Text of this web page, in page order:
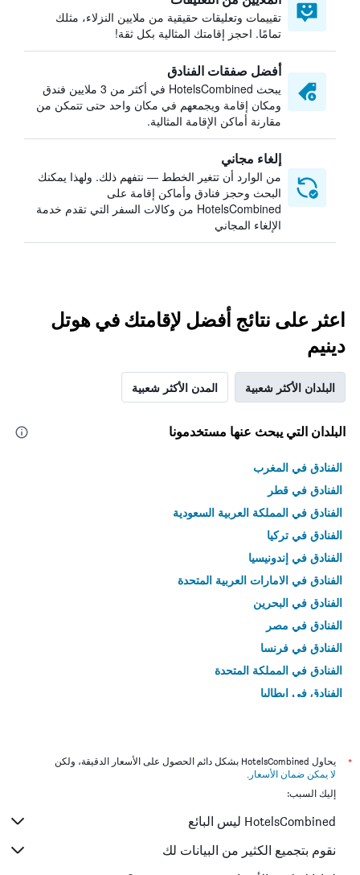
تقييمات وتعليقات حقيقية من ملايين النزلاء، مثلك
تمامًا. احجز إقامتك المثالية بكل ثقة!
أفضل صفقات الفنادق
يبحث HotelsCombined في أكثر من 3 ملايين فندق
ومكان إقامة ويجمعهم في مكان واحد حتى تتمكن من
مقارنة أماكن الإقامة المثالية.
إلغاء مجاني
من الوارد أن تتغير الخطط — نتفهم ذلك. ولهذا يمكنك
البحث وحجز فنادق وأماكن إقامة على
HotelsCombined من وكالات السفر التي تقدم خدمة
الإلغاء المجاني
اعثر على نتائج أفضل لإقامتك في هوتل
دينيم
البلدان الأكثر شعبية المدن الأكثر شعبية
البلدان التي يبحث عنها مستخدمونا
الفنادق في المغرب
الفنادق في قطر
الفنادق في المملكة العربية السعودية
الفنادق في تركيا
الفنادق في إندونيسيا
الفنادق في الامارات العربية المتحدة
الفنادق في البحرين
الفنادق في مصر
الفنادق في فرنسا
الفنادق في المملكة المتحدة
الفنادق في إيطاليا
*
يحاول HotelsCombined بشكل دائم الحصول على الأسعار الدقيقة، ولكن
لا يمكن ضمان الأسعار .
إليك السبب:
HotelsCombined ليس البائع
نقوم بتجميع الكثير من البيانات لك